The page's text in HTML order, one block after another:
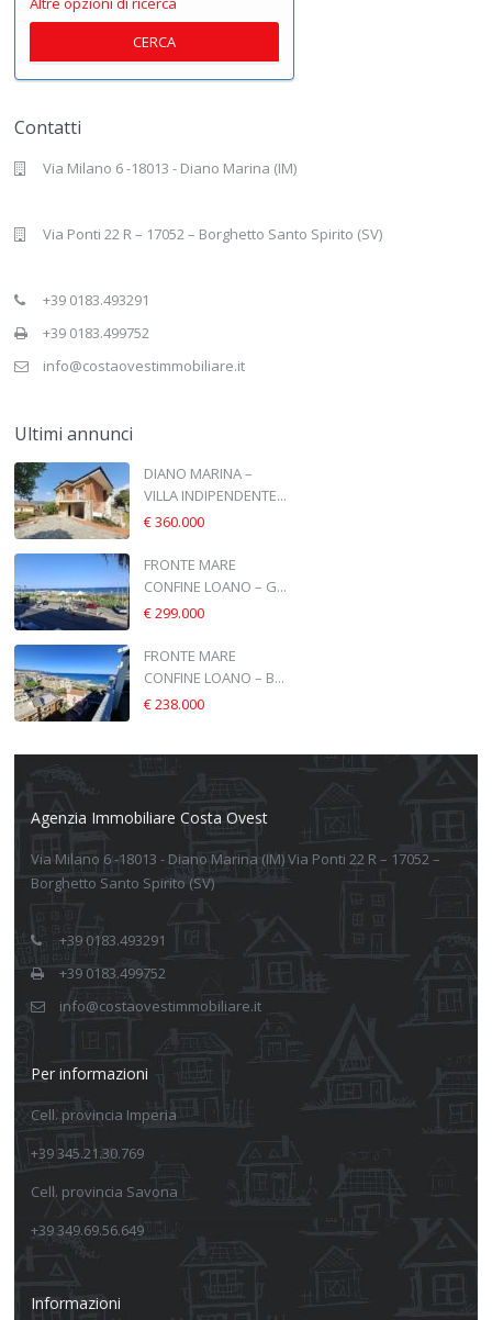
CERCA
Contatti
Via Milano 6 -18013 - Diano Marina (IM)
Via Ponti 22 R – 17052 – Borghetto Santo Spirito (SV)
+39 0183.493291
+39 0183.499752
info@costaovestimmobiliare.it
Ultimi annunci
DIANO MARINA –
VILLA INDIPENDENTE...
€ 360.000
FRONTE MARE
CONFINE LOANO – G...
€ 299.000
FRONTE MARE
CONFINE LOANO – B...
€ 238.000
Agenzia Immobiliare Costa Ovest
Via Milano 6 -18013 - Diano Marina (IM) Via Ponti 22 R – 17052 –
Borghetto Santo Spirito (SV)
+39 0183.493291
+39 0183.499752
info@costaovestimmobiliare.it
Per informazioni
Cell. provincia Imperia
+39 345.21.30.769
Cell. provincia Savona
+39 349.69.56.649
Informazioni